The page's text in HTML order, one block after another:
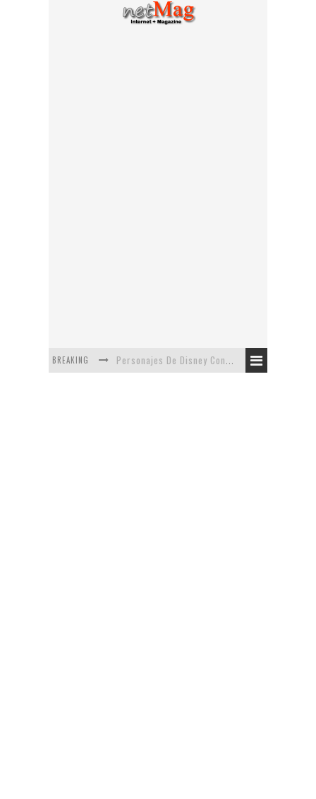
BREAKING Personajes De Disney Con Vestuarios Contemporáneos